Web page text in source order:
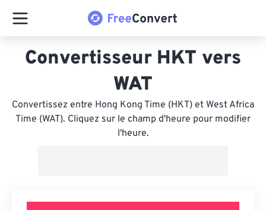
Convertisseur HKT vers
WAT
Convertissez entre Hong Kong Time (HKT) et West Africa
Time (WAT). Cliquez sur le champ d'heure pour modifier
l'heure.